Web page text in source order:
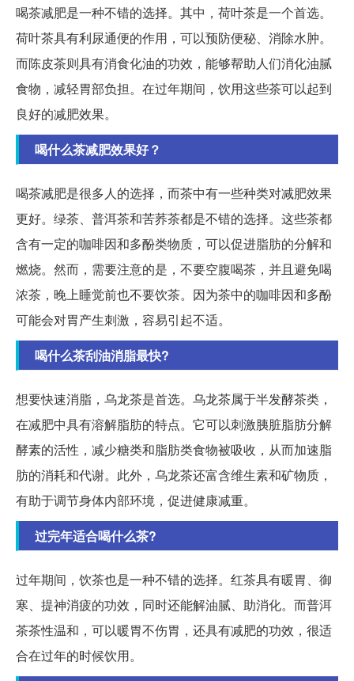
喝茶减肥是一种不错的选择。其中，荷叶茶是一个首选。
荷叶茶具有利尿通便的作用，可以预防便秘、消除水肿。
而陈皮茶则具有消食化油的功效，能够帮助人们消化油腻
食物，减轻胃部负担。在过年期间，饮用这些茶可以起到
良好的减肥效果。
喝什么茶减肥效果好？
喝茶减肥是很多人的选择，而茶中有一些种类对减肥效果
更好。绿茶、普洱茶和苦荞茶都是不错的选择。这些茶都
含有一定的咖啡因和多酚类物质，可以促进脂肪的分解和
燃烧。然而，需要注意的是，不要空腹喝茶，并且避免喝
浓茶，晚上睡觉前也不要饮茶。因为茶中的咖啡因和多酚
可能会对胃产生刺激，容易引起不适。
喝什么茶刮油消脂最快?
想要快速消脂，乌龙茶是首选。乌龙茶属于半发酵茶类，
在减肥中具有溶解脂肪的特点。它可以刺激胰脏脂肪分解
酵素的活性，减少糖类和脂肪类食物被吸收，从而加速脂
肪的消耗和代谢。此外，乌龙茶还富含维生素和矿物质，
有助于调节身体内部环境，促进健康减重。
过完年适合喝什么茶?
过年期间，饮茶也是一种不错的选择。红茶具有暖胃、御
寒、提神消疲的功效，同时还能解油腻、助消化。而普洱
茶茶性温和，可以暖胃不伤胃，还具有减肥的功效，很适
合在过年的时候饮用。